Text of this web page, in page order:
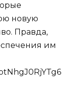
новую
Правда,
им